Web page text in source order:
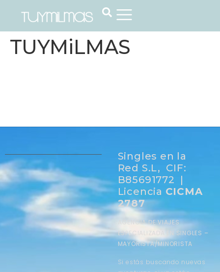
TUYMiLMAS
Singles en la
Red S.L, CIF:
B85691772 |
Licencia CICMA
2787
AGENCIA DE VIAJES
ESPECIALIZADA EN SINGLES –
MAYORISTA/MINORISTA
Si estás buscando nuevas